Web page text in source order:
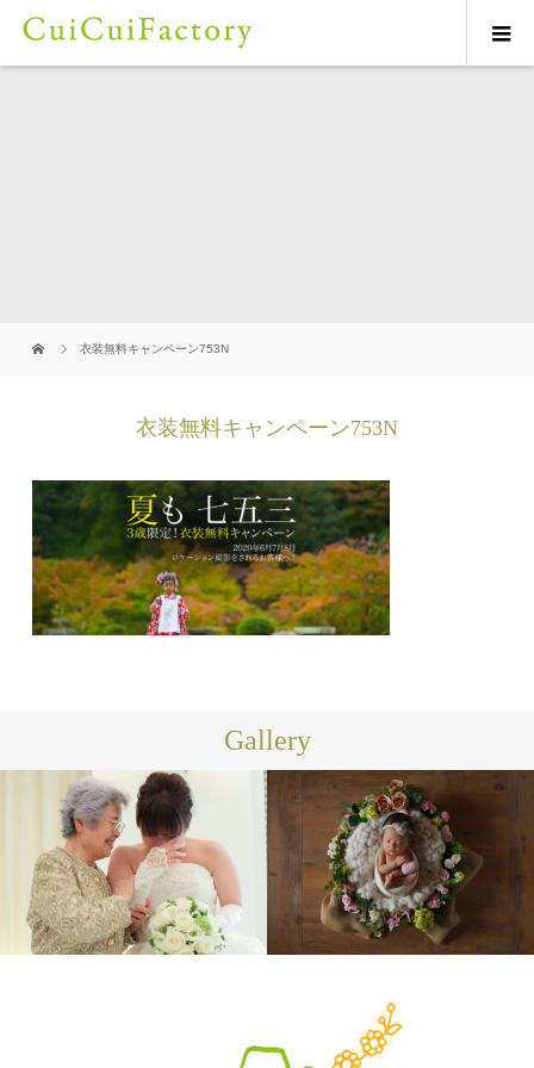
衣装無料キャンペーン753N
衣装無料キャンペーン753N
Gallery